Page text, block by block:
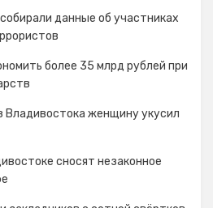
данные об участниках
более 35 млрд рублей при
Владивостока женщину укусил
сносят незаконное